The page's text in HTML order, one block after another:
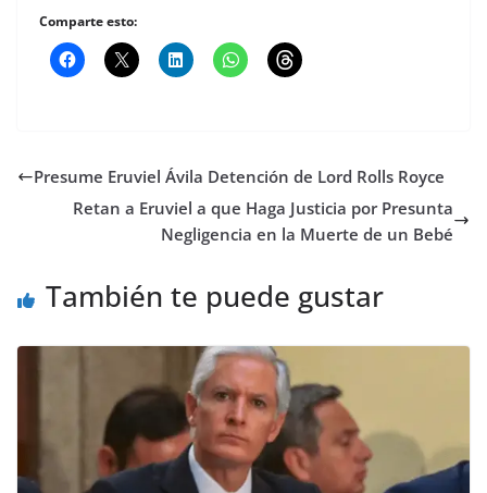
Comparte esto:
Presume Eruviel Ávila Detención de Lord Rolls Royce
Retan a Eruviel a que Haga Justicia por Presunta
Negligencia en la Muerte de un Bebé
También te puede gustar